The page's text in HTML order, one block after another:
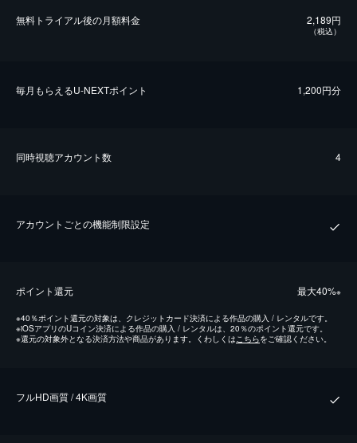
無料トライアル後の⽉額料金 2,189円
（税込）
毎⽉もらえるU-NEXTポイント 1,200円分
同時視聴アカウント数 4
アカウントごとの機能制限設定
ポイント還元 最⼤40%※
※40％ポイント還元の対象は、クレジットカード決済による作品の購入 / レンタルです。
※iOSアプリのUコイン決済による作品の購入 / レンタルは、20％のポイント還元です。
※還元の対象外となる決済方法や商品があります。くわしくはこちらをご確認ください。
フルHD画質 / 4K画質